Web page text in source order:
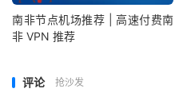
南非节点机场推荐 | 高速付费南
非 VPN 推荐
评论 抢沙发